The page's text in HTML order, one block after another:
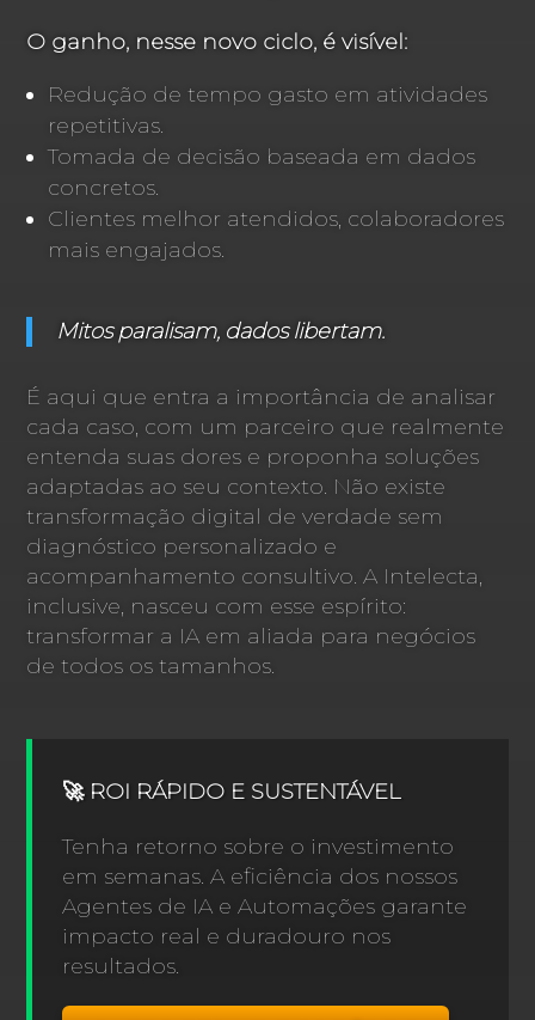
O ganho, nesse novo ciclo, é visível:
Redução de tempo gasto em atividades
repetitivas.
Tomada de decisão baseada em dados
concretos.
Clientes melhor atendidos, colaboradores
mais engajados.
Mitos paralisam, dados libertam.
É aqui que entra a importância de analisar
cada caso, com um parceiro que realmente
entenda suas dores e proponha soluções
adaptadas ao seu contexto. Não existe
transformação digital de verdade sem
diagnóstico personalizado e
acompanhamento consultivo. A Intelecta,
inclusive, nasceu com esse espírito:
transformar a IA em aliada para negócios
de todos os tamanhos.
🚀 ROI RÁPIDO E SUSTENTÁVEL
Tenha retorno sobre o investimento
em semanas. A eficiência dos nossos
Agentes de IA e Automações garante
impacto real e duradouro nos
resultados.